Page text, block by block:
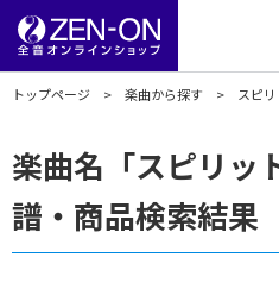
トップページ 楽曲から探す スピ
楽曲名「スピリ
譜・商品検索結果